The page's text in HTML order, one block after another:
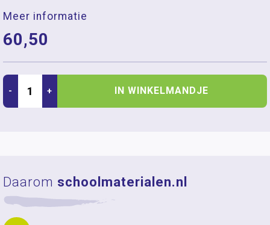
Meer informatie
60,50
- + IN WINKELMANDJE
Daarom schoolmaterialen.nl